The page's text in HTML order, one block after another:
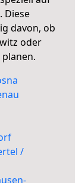
Diese
davon, ob
oder
/